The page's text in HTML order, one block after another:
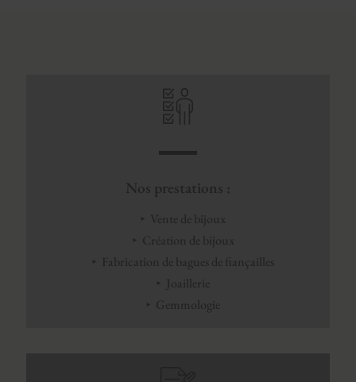
Nos prestations :
Vente de bijoux
Création de bijoux
Fabrication de bagues de fiançailles
Joaillerie
Gemmologie